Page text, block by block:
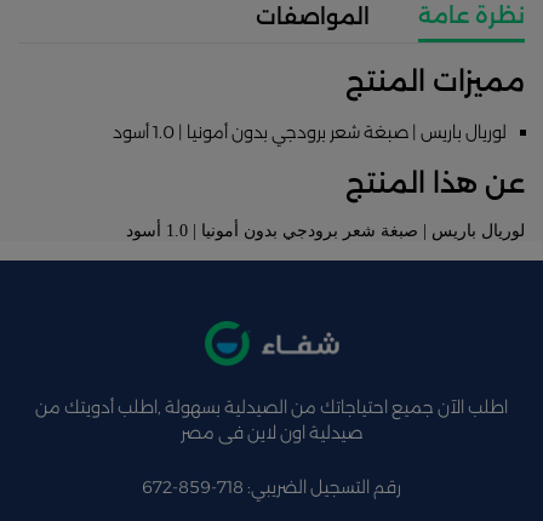
نظرة عامة المواصفات
مميزات المنتج
لوريال باريس | صبغة شعر برودجي بدون أمونيا | 1.0 أسود
عن هذا المنتج
لوريال باريس | صبغة شعر برودجي بدون أمونيا | 1.0 أسود
اطلب الآن جميع احتياجاتك من الصيدلية بسهولة ,اطلب أدويتك من
صيدلية اون لاين فى مصر
رقم التسجيل الضريبي: 718-859-672